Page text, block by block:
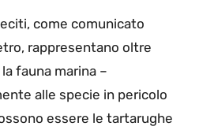
come comunicato
rappresentano oltre
fauna marina –
alle specie in pericolo
essere le tartarughe